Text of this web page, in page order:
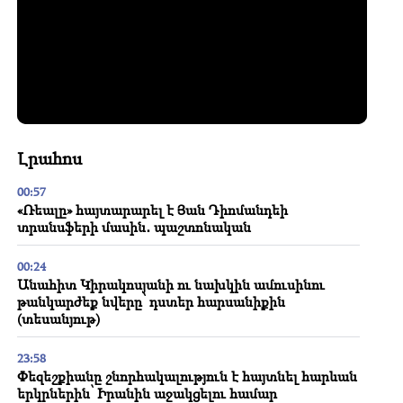
Լրահոս
00:57
«Ռեալը» հայտարարել է Յան Դիոմանդեի
տրանսֆերի մասին․ պաշտոնական
00:24
Անահիտ Կիրակոսյանի ու նախկին ամուսինու
թանկարժեք նվերը՝ դստեր հարսանիքին
(տեսանյութ)
23:58
Փեզեշքիանը շնորհակալություն է հայտնել հարևան
երկրներին՝ Իրանին աջակցելու համար